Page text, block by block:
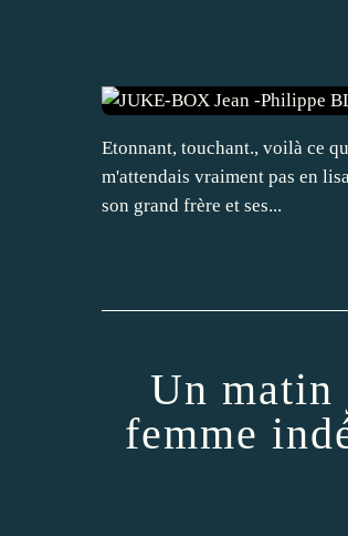
Etonnant, touchant., voilà ce
m'attendais vraiment pas en
son grand frère et ses...
Un matin
femme